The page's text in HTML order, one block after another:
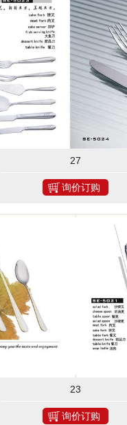
27
询价订购
23
询价订购